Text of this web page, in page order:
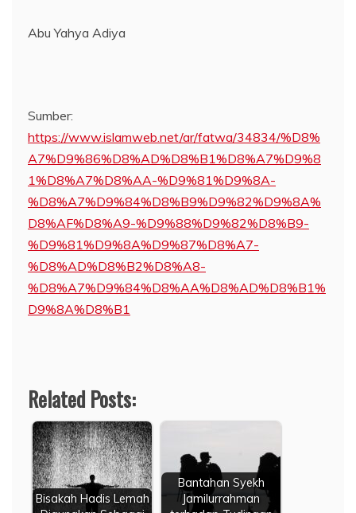
Abu Yahya Adiya
Sumber:
https://www.islamweb.net/ar/fatwa/34834/%D8%
A7%D9%86%D8%AD%D8%B1%D8%A7%D9%8
1%D8%A7%D8%AA-%D9%81%D9%8A-
%D8%A7%D9%84%D8%B9%D9%82%D9%8A%
D8%AF%D8%A9-%D9%88%D9%82%D8%B9-
%D9%81%D9%8A%D9%87%D8%A7-
%D8%AD%D8%B2%D8%A8-
%D8%A7%D9%84%D8%AA%D8%AD%D8%B1%
D9%8A%D8%B1
Related Posts:
Bisakah Hadis Lemah
Bantahan Syekh
Jamilurrahman